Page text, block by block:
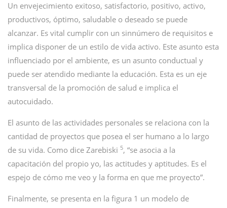
Un envejecimiento exitoso, satisfactorio, positivo, activo,
productivos, óptimo, saludable o deseado se puede
alcanzar. Es vital cumplir con un sinnúmero de requisitos e
implica disponer de un estilo de vida activo. Este asunto esta
influenciado por el ambiente, es un asunto conductual y
puede ser atendido mediante la educación. Esta es un eje
transversal de la promoción de salud e implica el
autocuidado.
El asunto de las actividades personales se relaciona con la
cantidad de proyectos que posea el ser humano a lo largo
de su vida. Como dice Zarebiski 5, “se asocia a la
capacitación del propio yo, las actitudes y aptitudes. Es el
espejo de cómo me veo y la forma en que me proyecto”.
Finalmente, se presenta en la figura 1 un modelo de